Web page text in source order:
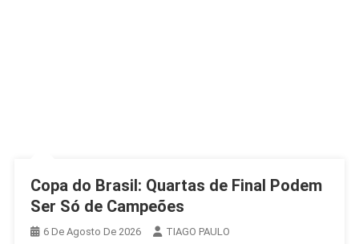
Copa do Brasil: Quartas de Final Podem
Ser Só de Campeões
6 De Agosto De 2026
TIAGO PAULO